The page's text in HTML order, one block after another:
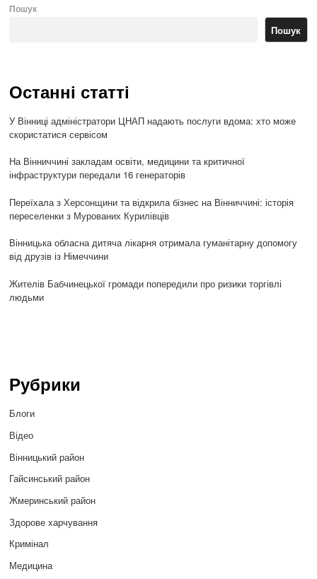
Пошук
Пошук
Останні статті
У Вінниці адміністратори ЦНАП надають послуги вдома: хто може
скористатися сервісом
На Вінниччині закладам освіти, медицини та критичної
інфраструктури передали 16 генераторів
Переїхала з Херсонщини та відкрила бізнес на Вінниччині: історія
переселенки з Мурованих Курилівців
Вінницька обласна дитяча лікарня отримала гуманітарну допомогу
від друзів із Німеччини
Жителів Бабчинецької громади попередили про ризики торгівлі
людьми
Рубрики
Блоги
Відео
Вінницький район
Гайсинський район
Жмеринський район
Здорове харчування
Кримінал
Медицина